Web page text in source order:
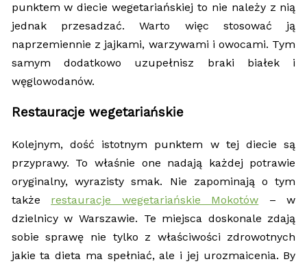
punktem w diecie wegetariańskiej to nie należy z nią
jednak przesadzać. Warto więc stosować ją
naprzemiennie z jajkami, warzywami i owocami. Tym
samym dodatkowo uzupełnisz braki białek i
węglowodanów.
Restauracje wegetariańskie
Kolejnym, dość istotnym punktem w tej diecie są
przyprawy. To właśnie one nadają każdej potrawie
oryginalny, wyrazisty smak. Nie zapominają o tym
także restauracje wegetariańskie Mokotów – w
dzielnicy w Warszawie. Te miejsca doskonale zdają
sobie sprawę nie tylko z właściwości zdrowotnych
jakie ta dieta ma spełniać, ale i jej urozmaicenia. By